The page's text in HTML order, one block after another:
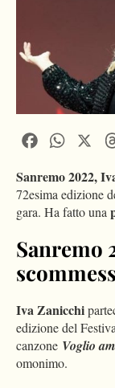
Facebook
Sanremo 2022,
72esima edizione
gara. Ha fatto una
Sanremo
Iva Zanicchi
edizione del
canzone Voglio
omonimo.